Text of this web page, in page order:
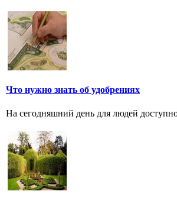
Что нужно знать об удобрениях
На сегодняшний день для людей